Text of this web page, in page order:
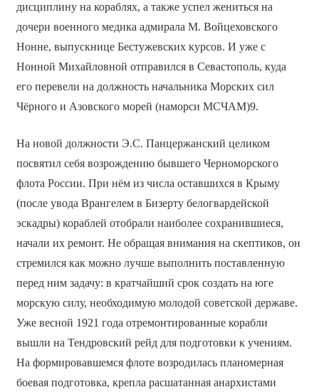
дисциплину на кораблях, а также успел жениться на
дочери военного медика адмирала М. Войцеховского
Нонне, выпускнице Бестужевских курсов. И уже с
Нонной Михайловной отправился в Севастополь, куда
его перевели на должность начальника Морских сил
Чёрного и Азовского морей (наморси МСЧАМ)9.
На новой должности Э.С. Панцержанский целиком
посвятил себя возрождению бывшего Черноморского
флота России. При нём из числа оставшихся в Крыму
(после увода Врангелем в Бизерту белогвардейской
эскадры) кораблей отобрали наиболее сохранившиеся,
начали их ремонт. Не обращая внимания на скептиков, он
стремился как можно лучше выполнить поставленную
перед ним задачу: в кратчайший срок создать на юге
морскую силу, необходимую молодой советской державе.
Уже весной 1921 года отремонтированные корабли
вышли на Тендровский рейд для подготовки к учениям.
На формировавшемся флоте возродилась планомерная
боевая подготовка, крепла расшатанная анархистами